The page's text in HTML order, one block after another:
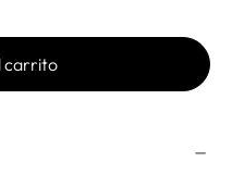
carrito